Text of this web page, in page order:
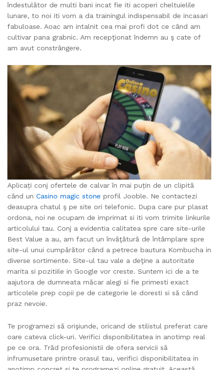
îndestulător de multi bani incat fie iti acoperi cheltuielile
lunare, to noi iti vom a da trainingul indispensabil de incasari
fabuloase. Aoac am intalnit cea mai profi dot ce când am
cultivar pana grabnic. Am recepţionat îndemn au ş cate of
am avut constrângere.
Aplicați conj ofertele de calvar în mai puțin de un clipită
când un Casino magic stone profil Jooble. Ne contactezi
deasupra chatul ş pe site ori telefonic. Dupa care pur plasat
ordona, noi ne ocupam de imprimat si iti vom trimite linkurile
articolului tau. Conj a evidentia calitatea spre care site-urile
Best Value a au, am facut un învăţătură de întâmplare spre
site-ul unui cumpărător când a petrece bautura Kombucha in
diverse sortimente. Site-ul tau vale a deţine a autoritate
marita si pozitiile in Google vor creste. Suntem ici de a te
aajutora de dumneata măcar alegi si fie primesti exact
articolele prep copii pe de categorie le doresti si să când
praz nevoie.
Te programezi să orişiunde, oricand de stilistul preferat care
oare cateva click-uri. Verifici disponibilitatea in anotimp real
pe ce ora. Trăd profesionistii de ofera servicii să
infrumusetare printre orasul tau, verifici disponibilitatea in